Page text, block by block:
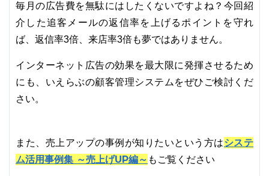
毎月の広告費を無駄にはしたくないですよね？今回紹
介した追客メールの返信率を上げるポイントを守れ
ば、返信率3倍、来店率3倍も夢ではありません。
インターネット広告の効果を最大限に発揮させるため
にも、いえらぶの顧客管理システムをぜひご検討くだ
さい。
また、売上アップの事例が知りたいという方はシステ
ム活用事例集 ～売上げUP編～ もご覧ください